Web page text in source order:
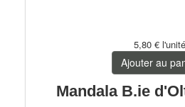
5,80 € l'unité
Ajouter au
Mandala B.ie